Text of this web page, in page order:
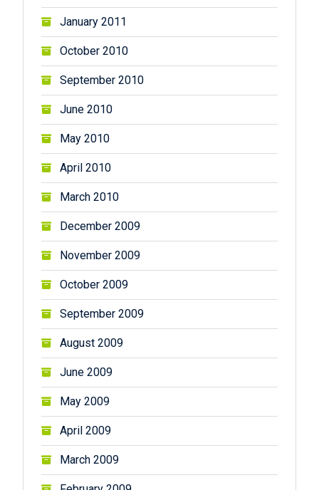
January 2011
October 2010
September 2010
June 2010
May 2010
April 2010
March 2010
December 2009
November 2009
October 2009
September 2009
August 2009
June 2009
May 2009
April 2009
March 2009